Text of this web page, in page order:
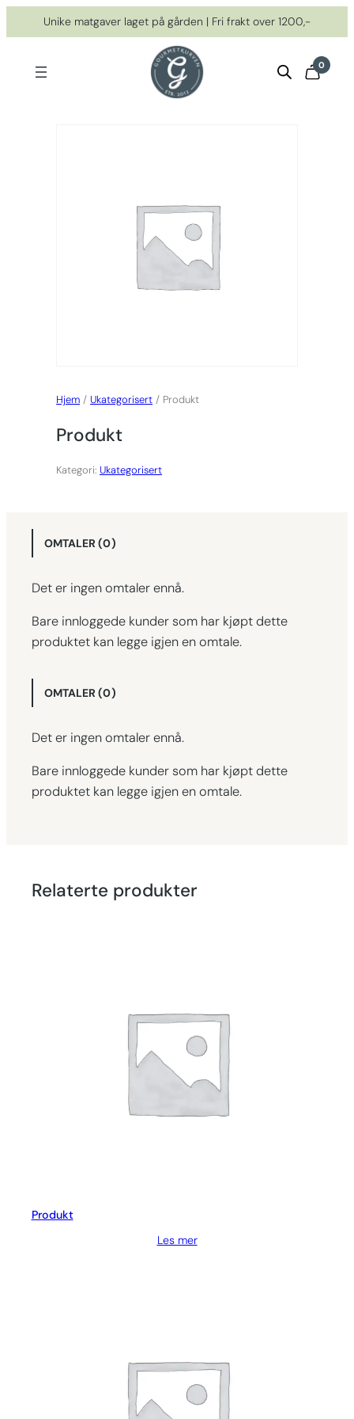
til
Unike matgaver laget på gården | Fri frakt over 1200,-
0
Hjem /Ukategorisert / Produkt
Produkt
Kategori:Ukategorisert
OMTALER (0)
Det er ingen omtaler ennå.
Bare innloggede kunder som har kjøpt dette
produktet kan legge igjen en omtale.
OMTALER (0)
Det er ingen omtaler ennå.
Bare innloggede kunder som har kjøpt dette
produktet kan legge igjen en omtale.
Relaterte produkter
Produkt
Les mer